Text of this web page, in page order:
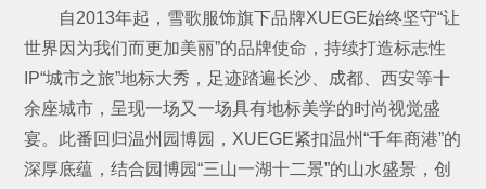
自2013年起，雪歌服饰旗下品牌XUEGE始终坚守“让
世界因为我们而更加美丽”的品牌使命，持续打造标志性
IP“城市之旅”地标大秀，足迹踏遍长沙、成都、西安等十
余座城市，呈现一场又一场具有地标美学的时尚视觉盛
宴。此番回归温州园博园，XUEGE紧扣温州“千年商港”的
深厚底蕴，结合园博园“三山一湖十二景”的山水盛景，创